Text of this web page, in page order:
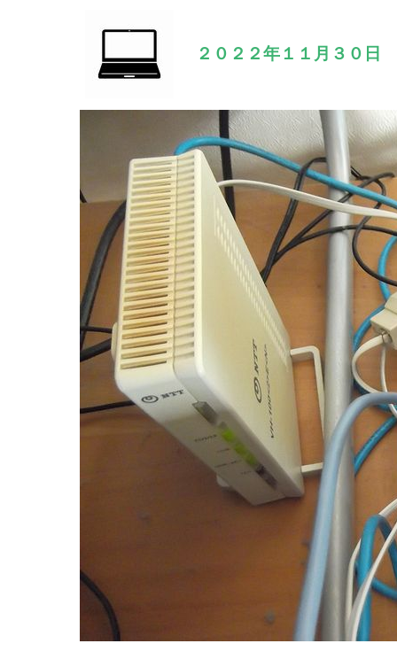
２０２２年１１月３０日